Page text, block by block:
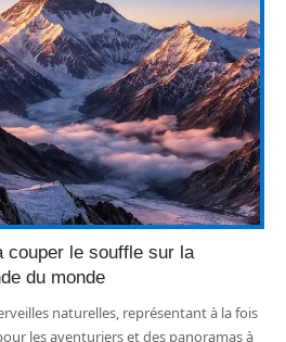
couper le souffle sur la
du monde
naturelles, représentant à la fois
les aventuriers et des panoramas à